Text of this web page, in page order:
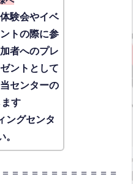
体験会やイベ
ントの際に参
加者へのプレ
ゼントとして
当センターの
す
ングセンタ
＝＝＝＝＝＝＝＝＝＝＝